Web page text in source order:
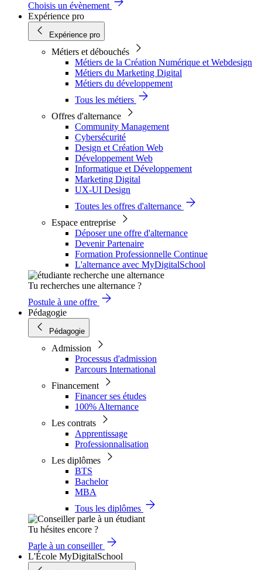
Choisis un évènement
Expérience pro
Expérience pro
Métiers et débouchés
Métiers de la Création Numérique et Webdesign
Métiers du Marketing Digital
Métiers du développement
Tous les métiers
Offres d'alternance
Community Management
Cybersécurité
Design et Création Web
Développement Web
Informatique et Développement
Marketing Digital
UX-UI Design
Toutes les offres d'alternance
Espace entreprise
Déposer une offre d'alternance
Devenir Partenaire
Formation Professionnelle Continue
L'alternance avec MyDigitalSchool
Tu recherches une alternance ?
Postule à une offre
Pédagogie
Pédagogie
Admission
Processus d'admission
Parcours International
Financement
Financer ses études
100% Alternance
Les contrats
Apprentissage
Professionnalisation
Les diplômes
BTS
Bachelor
MBA
Tous les diplômes
Tu hésites encore ?
Parle à un conseiller
L'École MyDigitalSchool